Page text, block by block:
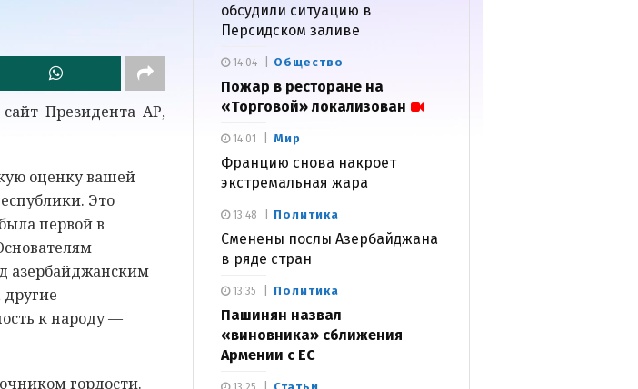
Президента АР,
оценку вашей
Это
первой в
азербайджанским
к народу —
гордости.
обсудили ситуацию в
Персидском заливе
Общество
Пожар в ресторане на
«Торговой» локализован
14:04
Мир
Францию снова накроет
экстремальная жара
14:01
Политика
Сменены послы Азербайджана
в ряде стран
13:48
Политика
Пашинян назвал
«виновника» сближения
Армении с ЕС
13:35